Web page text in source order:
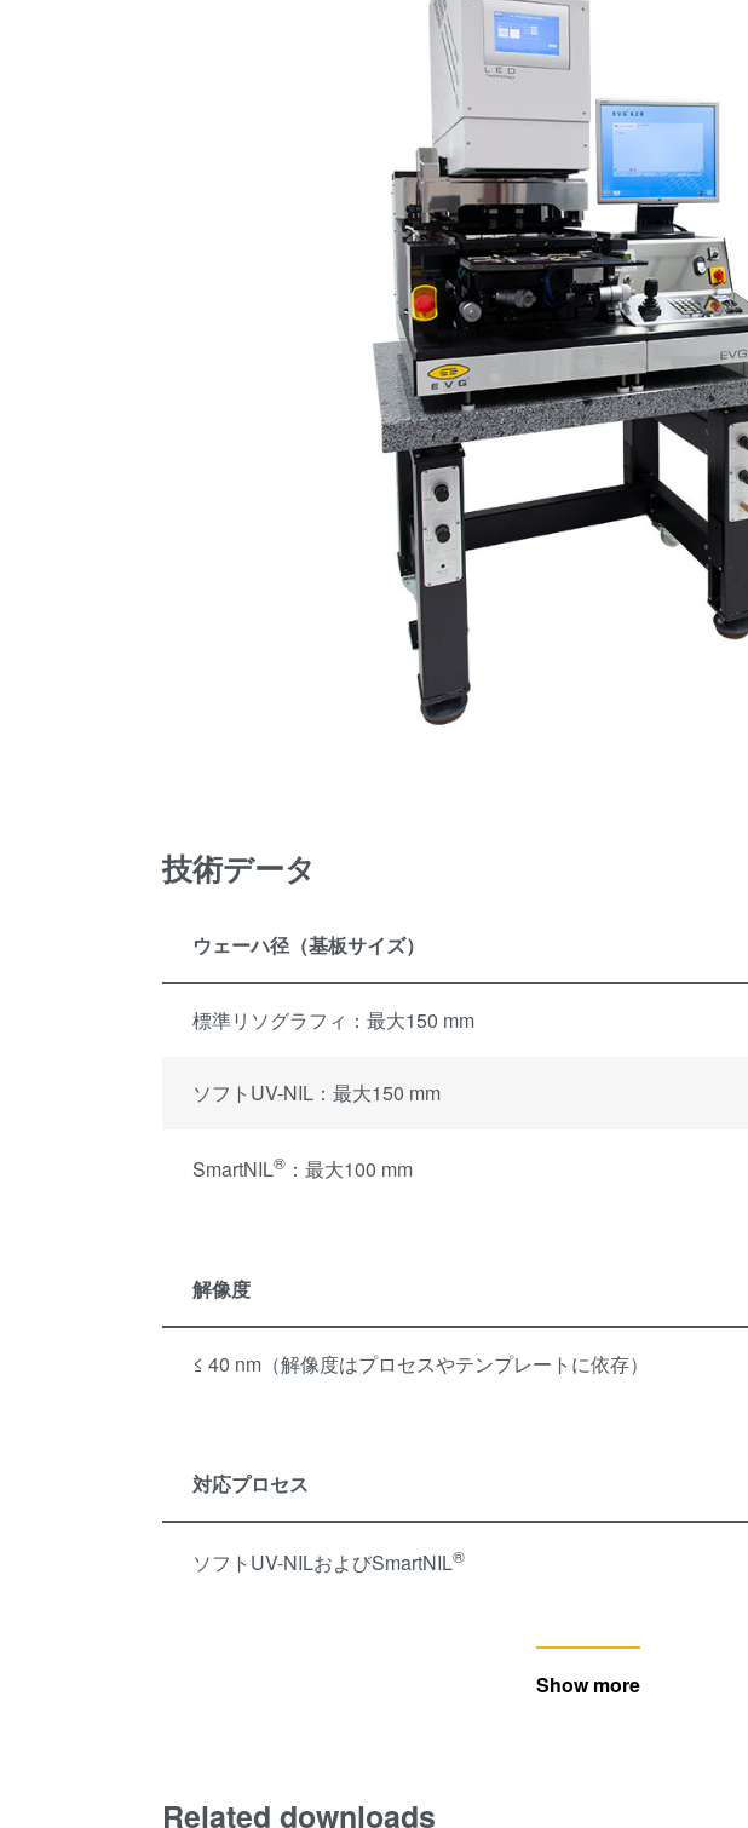
技術データ
ウェーハ径（基板サイズ）
標準リソグラフィ：最大150 mm
ソフトUV-NIL：最大150 mm
SmartNIL® ：最大100 mm
解像度
≤ 40 nm（解像度はプロセスやテンプレートに依存）
対応プロセス
ソフトUV-NILおよびSmartNIL®
Show more
Related downloads